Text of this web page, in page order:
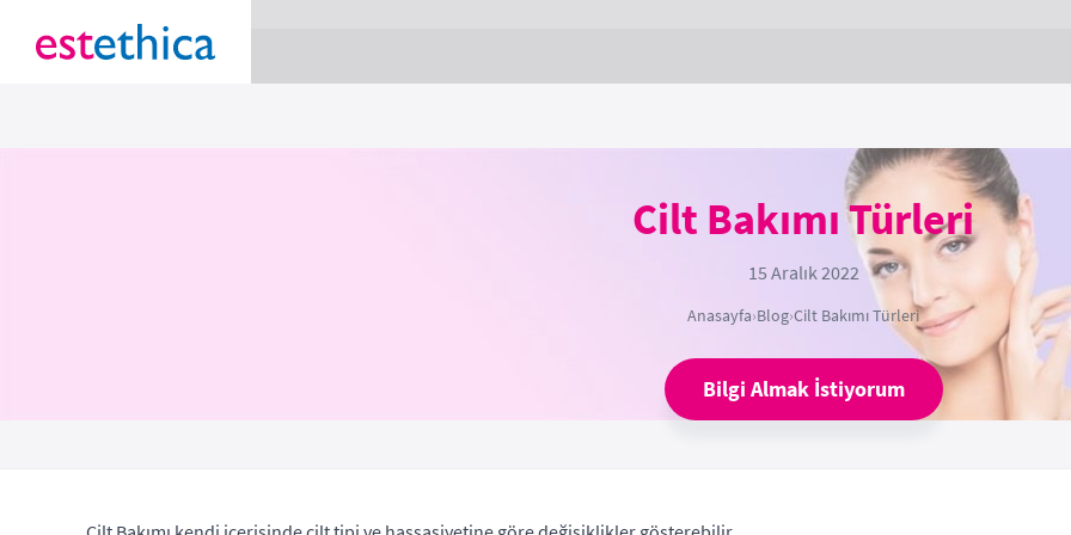
Cilt Bakımı Türleri
15 Aralık 2022
Anasayfa›Blog›Cilt Bakımı Türleri
Bilgi Almak İstiyorum